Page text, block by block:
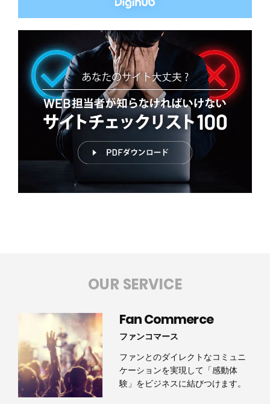
OUR SERVICE
Fan Commerce
ファンコマース
ファンとのダイレクトなコミュニ
ケーションを実現して「感動体
験」をビジネスに結びつけます。